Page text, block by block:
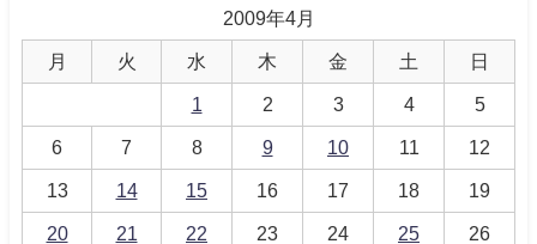
2009年4月
月 火 水 木 金 土 日
1 2 3 4 5
6 7 8 9 10 11 12
13 14 15 16 17 18 19
20 21 22 23 24 25 26